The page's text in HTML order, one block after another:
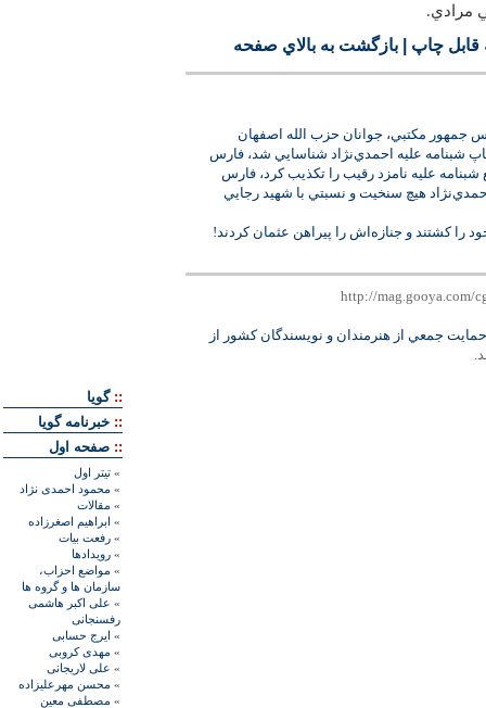
مرادي.
قابل چاپ بازگشت به بالاي صفحه
جمهور مكتبي، جوانان حزب الله اصفهان
شبنامه عليه احمدي‌نژاد شناسايي شد، فارس
شبنامه عليه نامزد رقيب را تكذيب كرد، فارس
هيچ سنخيت و نسبتي با شهيد رجايي
را كشتند و جنازه‌اش را پيراهن عثمان كردند!
جمعي از هنرمندان و نويسندگان کشور از
::گويا
:: خبرنامه گويا
:: صفحه اول
» تيتر اول
» محمود احمدی نژاد
» مقالات
» ابراهيم اصغرزاده
» رفعت بیات
» رويدادها
» مواضع احزاب،
سازمان ها و گروه ها
» علی اکبر هاشمی
رفسنجانی
» ايرج حسابی
» مهدی کروبی
» علی لاريجانی
» محسن مهرعليزاده
» مصطفی معين